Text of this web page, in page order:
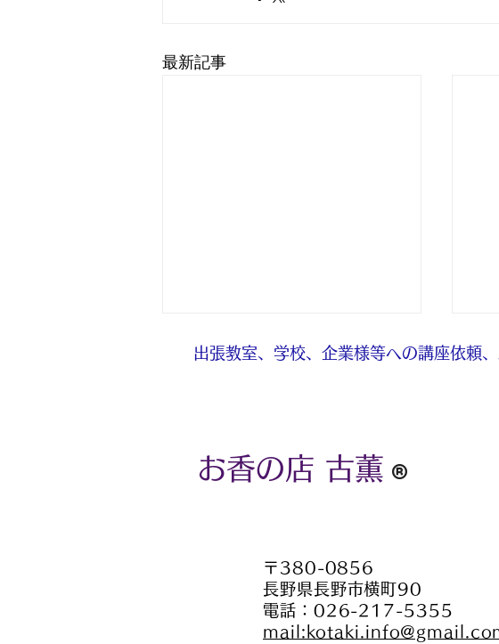
最新記事
お盆期間中の営業のご案内
出張教室、学校、企業様等への講座依頼
お香の店 古薫 ®
〒380-0856
長野県長野市横町90
電話：026-217-5355